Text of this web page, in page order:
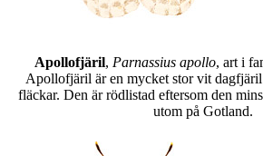
Apollofjäril, Parnassius apollo, art i
Apollofjäril är en mycket stor vit dagfjäril
fläckar. Den är rödlistad eftersom den
utom på Gotland.